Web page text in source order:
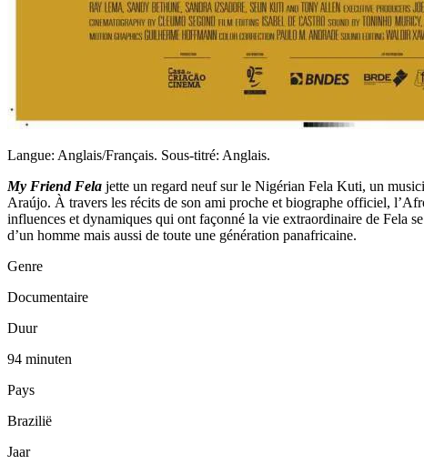
Langue: Anglais/Français. Sous-titré: Anglais.
My Friend Fela jette un regard neuf sur le Nigérian Fela Kuti, un
Araújo. À travers les récits de son ami proche et biographe officiel,
influences et dynamiques qui ont façonné la vie extraordinaire de Fela
d’un homme mais aussi de toute une génération panafricaine.
Genre
Documentaire
Duur
94 minuten
Pays
Brazilië
Jaar